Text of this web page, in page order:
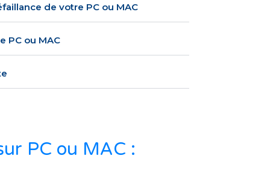
de votre PC ou MAC
PC ou MAC
PC ou MAC :